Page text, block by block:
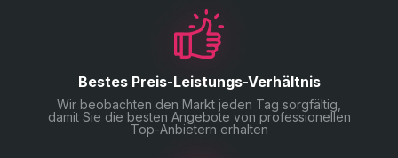
Bestes Preis-Leistungs-Verhältnis
Wir beobachten den Markt jeden Tag sorgfältig,
damit Sie die besten Angebote von professionellen
Top-Anbietern erhalten